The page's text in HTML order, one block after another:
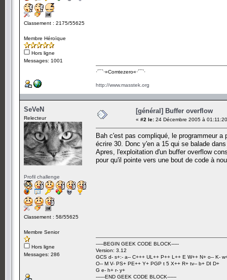
Classement : 2175/55625
Membre Héroïque
Hors ligne
Messages: 1001
·´¯`·­»Comtezero«­·´¯`·
http://www.masstek.org
SeVeN
Relecteur
Profil challenge
Classement : 58/55625
Membre Senior
Hors ligne
Messages: 286
[général] Buffer overflow
« #2 le: 24 Décembre 2005 à
Bah c'est pas compliqué, le programmeur
écrire 30. Donc y'en a 15 qui se balade
Apres, l'exploitation d'un buffer overflow
pour qu'il pointe vers une bout de code à
-----BEGIN GEEK CODE BLOCK-----
Version: 3.12
GCS d- s+:- a-- C+++ UL++ P++ L++ E W++ N+ o-- K-
O-- M V- PS+ PE++ Y+ PGP t 5 X++ R+ tv-- b+ DI D+
G e- h+ r- y+
------END GEEK CODE BLOCK------